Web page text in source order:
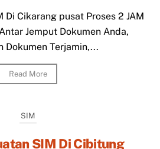
Di Cikarang pusat Proses 2 JAM
Jemput Dokumen Anda,
Dokumen Terjamin,...
Read More
SIM
SIM Di Cibitung